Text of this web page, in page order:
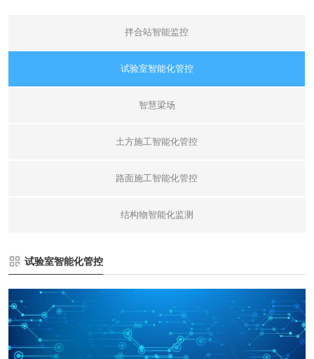
拌合站智能监控
试验室智能化管控
智慧梁场
土方施工智能化管控
路面施工智能化管控
结构物智能化监测
试验室智能化管控